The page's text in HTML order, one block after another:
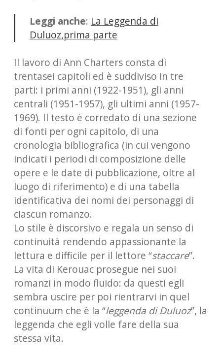
Leggi anche: La Leggenda di
Duluoz,prima parte
Il lavoro di Ann Charters consta di
trentasei capitoli ed è suddiviso in tre
parti: i primi anni (1922-1951), gli anni
centrali (1951-1957), gli ultimi anni (1957-
1969). Il testo è corredato di una sezione
di fonti per ogni capitolo, di una
cronologia bibliografica (in cui vengono
indicati i periodi di composizione delle
opere e le date di pubblicazione, oltre al
luogo di riferimento) e di una tabella
identificativa dei nomi dei personaggi di
ciascun romanzo.
Lo stile è discorsivo e regala un senso di
continuità rendendo appassionante la
lettura e difficile per il lettore “staccare”.
La vita di Kerouac prosegue nei suoi
romanzi in modo fluido: da questi egli
sembra uscire per poi rientrarvi in quel
continuum che è la “leggenda di Duluoz”, la
leggenda che egli volle fare della sua
stessa vita.